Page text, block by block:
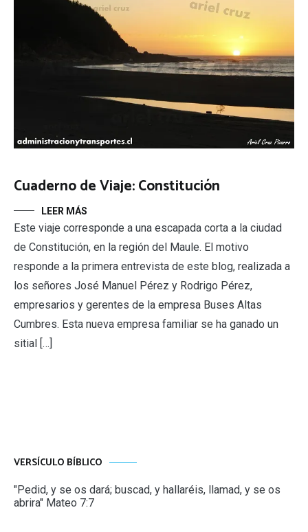
Cuaderno de Viaje: Constitución
LEER MÁS
Este viaje corresponde a una escapada corta a la ciudad
de Constitución, en la región del Maule. El motivo
responde a la primera entrevista de este blog, realizada a
los señores José Manuel Pérez y Rodrigo Pérez,
empresarios y gerentes de la empresa Buses Altas
Cumbres. Esta nueva empresa familiar se ha ganado un
sitial […]
VERSÍCULO BÍBLICO
"Pedid, y se os dará; buscad, y hallaréis, llamad, y se os
abrira" Mateo 7:7